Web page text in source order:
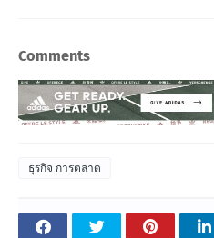
Comments
ธุรกิจ การตลาด